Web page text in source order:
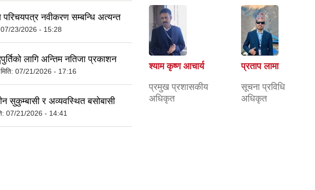
परिचयपत्र नवीकरण सम्बन्धि अत्यन्त
07/23/2026 - 15:28
लागि अन्तिम नतिजा प्रकाशन
मिति: 07/21/2026 - 17:16
सुकुम्बासी र अव्यवस्थित बसोबासी
07/21/2026 - 14:41
श्याम कृष्ण आचार्य
प्रमुख प्रशासकीय
अधिकृत
प्रताप लामा
सूचना प्रविधि
अधिकृत